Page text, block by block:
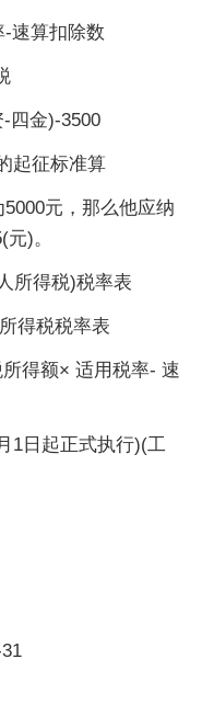
算扣除数
金)-3500
起征标准算
元，那么他应纳
)。
得税)税率表
得税税率表
得额× 适用税率- 速
日起正式执行)(工